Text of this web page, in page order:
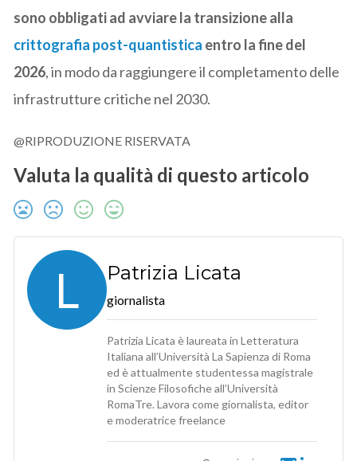
sono obbligati ad avviare la transizione alla
crittografia post-quantistica entro la fine del
2026, in modo da raggiungere il completamento delle
infrastrutture critiche nel 2030.
@RIPRODUZIONE RISERVATA
Valuta la qualità di questo articolo
L Patrizia Licata
giornalista
Patrizia Licata è laureata in Letteratura
Italiana all’Università La Sapienza di Roma
ed è attualmente studentessa magistrale
in Scienze Filosofiche all’Università
RomaTre. Lavora come giornalista, editor
e moderatrice freelance